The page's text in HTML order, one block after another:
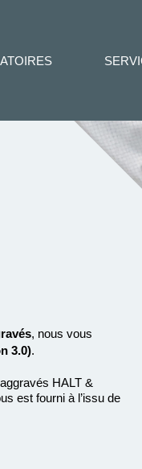
, nous vous
3.0).
HALT &
est fourni à l’issu de